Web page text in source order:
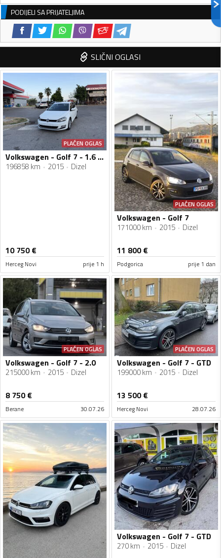
PODIJELI SA PRIJATELJIMA
SLIČNI OGLASI
PLAĆEN OGLAS
Volkswagen - Golf 7 - 1.6 TDI
196858 km 2015 Dizel
10 750€
Herceg Novi prije 1 h
PLAĆEN OGLAS
Volkswagen - Golf 7
171000 km 2015 Dizel
11 800€
Podgorica prije 1 dan
PLAĆEN OGLAS
Volkswagen - Golf 7 - 2.0
215000 km 2015 Dizel
8 750€
Berane 30.07.26
PLAĆEN OGLAS
Volkswagen - Golf 7 - GTD
199000 km 2015 Dizel
13 500€
Herceg Novi 28.07.26
Volkswagen - Golf 7 - GTD
270 km 2015 Dizel